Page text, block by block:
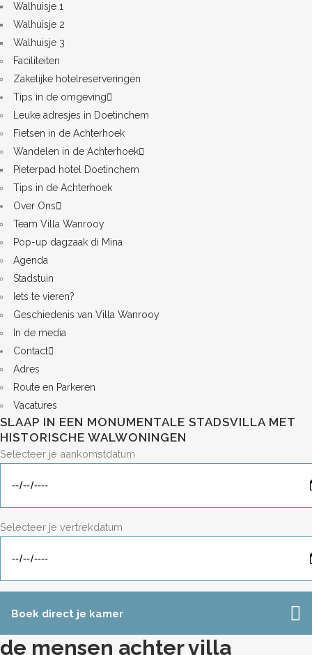
Walhuisje 1
Walhuisje 2
Walhuisje 3
Faciliteiten
Zakelijke hotelreserveringen
Tips in de omgeving
Leuke adresjes in Doetinchem
Fietsen in de Achterhoek
Wandelen in de Achterhoek
Pieterpad hotel Doetinchem
Tips in de Achterhoek
Over Ons
Team Villa Wanrooy
Pop-up dagzaak di Mina
Agenda
Stadstuin
Iets te vieren?
Geschiedenis van Villa Wanrooy
In de media
Contact
Adres
Route en Parkeren
Vacatures
SLAAP IN EEN MONUMENTALE STADSVILLA MET
HISTORISCHE WALWONINGEN
Selecteer je aankomstdatum
Selecteer je vertrekdatum
Boek direct je kamer
de mensen achter villa